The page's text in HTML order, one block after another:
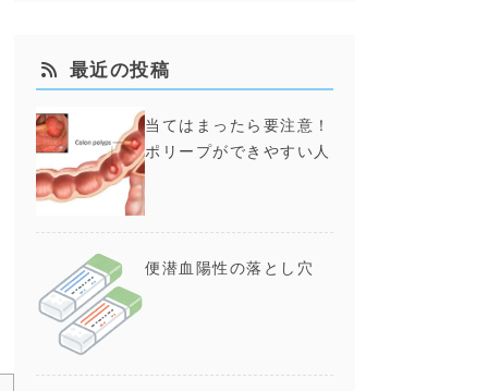
最近の投稿
当てはまったら要注意！
ポリープができやすい人
便潜血陽性の落とし穴